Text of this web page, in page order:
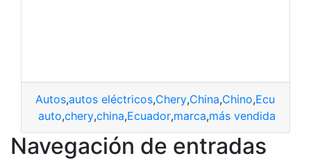
Autos,autos eléctricos,Chery,China,Chino,Ecuador
auto,chery,china,Ecuador,marca,más vendida
Navegación de entradas